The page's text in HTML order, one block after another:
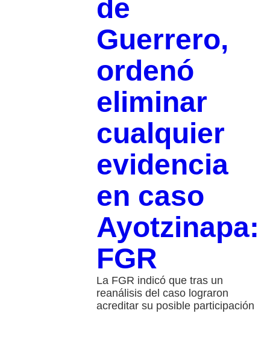
de
Guerrero,
ordenó
eliminar
cualquier
evidencia
en caso
Ayotzinapa:
FGR
La FGR indicó que tras un
reanálisis del caso lograron
acreditar su posible participación